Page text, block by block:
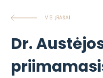
VISI ĮRAŠAI
Dr.